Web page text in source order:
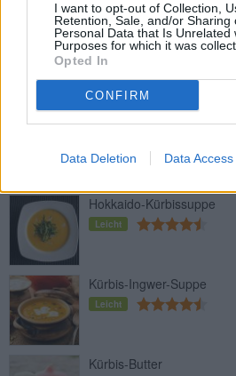
I want to opt-out of Collection,
Retention, Sale, and/or Sharing
Personal Data that Is Unrelated
Purposes for which it was
Opted In
CONFIRM
Data Deletion Data Access
Kürbiskuchen
Mittel
Teigtaschen mit
Hokkaido-Kürbissuppe
Leicht
Kürbis-Ingwer-Suppe
Leicht
Kürbis-Butter